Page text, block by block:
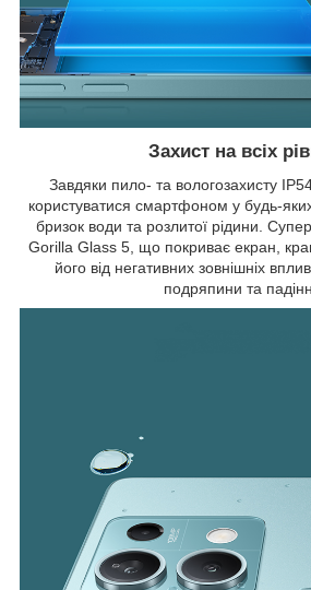
Захист на всіх
Завдяки пило- та вологозахисту
користуватися смартфоном у будь-
бризок води та розлитої рідини.
Gorilla Glass 5, що покриває екран,
його від негативних зовнішніх
подряпини та